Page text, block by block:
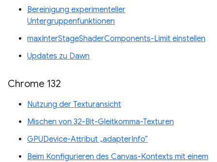
Bereinigung experimenteller
Untergruppenfunktionen
maxInterStageShaderComponents-Limit einstellen
Updates zu Dawn
Chrome 132
Nutzung der Texturansicht
Mischen von 32-Bit-Gleitkomma-Texturen
GPUDevice-Attribut „adapterInfo“
Beim Konfigurieren des Canvas-Kontexts mit einem